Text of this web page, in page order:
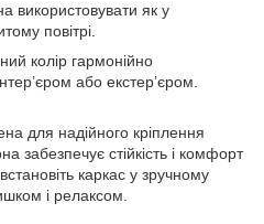
використовувати як у
повітрі.
колір гармонійно
або екстер’єром.
для надійного кріплення
забезпечує стійкість і комфорт
каркас у зручному
і релаксом.